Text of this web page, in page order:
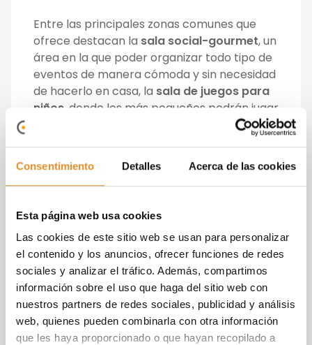
Consentimiento Detalles Acerca de las cookies
Esta página web usa cookies
Las cookies de este sitio web se usan para personalizar
el contenido y los anuncios, ofrecer funciones de redes
sociales y analizar el tráfico. Además, compartimos
información sobre el uso que haga del sitio web con
nuestros partners de redes sociales, publicidad y análisis
web, quienes pueden combinarla con otra información
que les haya proporcionado o que hayan recopilado a
Entre las principales zonas comunes que
ofrece destacan la sala social-gourmet, un
área en la que poder organizar todo tipo de
eventos de manera cómoda y sin necesidad
de hacerlo en casa, la sala de juegos para
niños , donde los más pequeños podrán jugar
en un entorno tematizado, diseñado y
preparado especialmente para ellos, y la
sala co-working , un espacio funcional,
diseñado con todas las comodidades para
estudiar o trabajar de una manera eficaz.
Los habitantes de estas viviendas también
podrán disfrutar de una
tanto para adultos como para niños, un
gimnasio , para entrenar sin tener que salir
de la comunidad y uncuarto para
bicicletas, para que no tengan que
preocuparse por el espacio en casa para
guardarla.